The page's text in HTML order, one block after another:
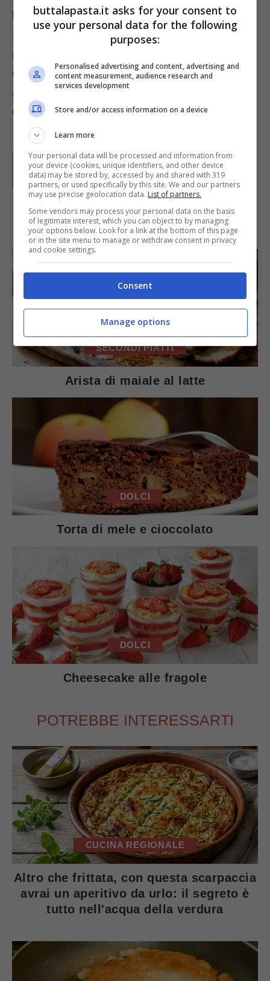
buttatevi gli spaghetti. Scolateli ben al dente e
finite la cottura salatandoli nella salsa. Servite
subito spolverizzando con il prezzemolo tritato.
Consiglio l’abbinamento con un vino bianco
secco, come un Vermentino toscano o uno
Chardonnay fruttato.
Parole diClaudia
IN PRIMO PIANO
SECONDI PIATTI
Arista di maiale al latte
DOLCI
Torta di mele e cioccolato
DOLCI
Cheesecake alle fragole
POTREBBE INTERESSARTI
CUCINA REGIONALE
Altro che frittata, con questa scarpaccia
avrai un aperitivo da urlo: il segreto è
tutto nell'acqua della verdura
buttalapasta.it asks for your consent to
use your personal data for the following
purposes:
Personalised advertising and content, advertising and
content measurement, audience research and
services development
Store and/or access information on a device
Learn more
Your personal data will be processed and information from
your device (cookies, unique identifiers, and other device
data) may be stored by, accessed by and shared with 319
partners, or used specifically by this site. We and our partners
may use precise geolocation data. List of partners.
Some vendors may process your personal data on the basis
of legitimate interest, which you can object to by managing
your options below. Look for a link at the bottom of this page
or in the site menu to manage or withdraw consent in privacy
and cookie settings.
Consent
Manage options